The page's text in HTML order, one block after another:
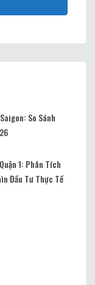
So Sánh
1: Phân Tích
Đầu Tư Thực Tế